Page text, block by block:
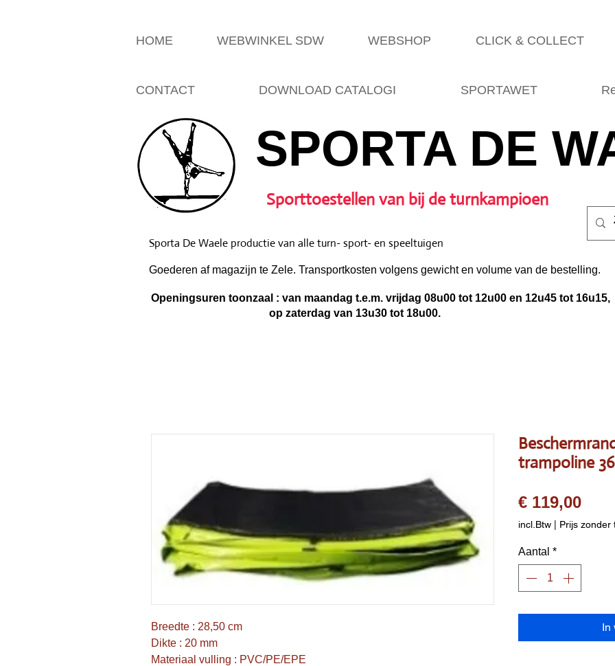
HOME WEBWINKEL SDW WEBSHOP CLICK & COLLECT
CONTACT DOWNLOAD CATALOGI SPORTAWET
SPORTA DE
Sporttoestellen van bij de turnkampioen
Goederen af magazijn te Zele. Transportkosten volgens gewicht en volume van de bestelling.
Sporta De Waele productie van alle turn- sport- en speeltuigen
Openingsuren toonzaal : van maandag t.e.m. vrijdag 08u00 tot 12u00 en 12u45 tot 16u15,
op zaterdag van 13u30 tot 18u00.
Breedte : 28,50 cm
Dikte : 20 mm
Materiaal vulling : PVC/PE/EPE
trampoline
€ 119,00Prijs
incl.Btw | Prijs zonder
Aantal *
In